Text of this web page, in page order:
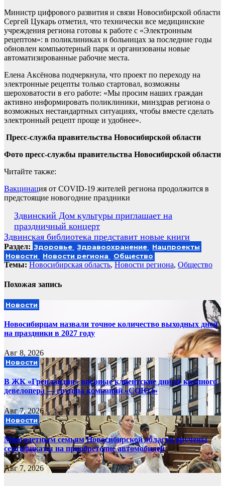
Министр цифрового развития и связи Новосибирской области
Сергей Цукарь отметил, что технически все медицинские
учреждения региона готовы к работе с «Электронным
рецептом»: в поликлиниках и больницах за последние годы
обновлен компьютерный парк и организованы новые
автоматизированные рабочие места.
Елена Аксёнова подчеркнула, что проект по переходу на
электронные рецепты только стартовал, возможны
шероховатости в его работе: «Мы просим наших граждан
активно информировать поликлиники, минздрав региона о
возможных нестандартных ситуациях, чтобы вместе сделать
электронный рецепт проще и удобнее».
Пресс-служба правительства Новосибирской области
Фото пресс-службы правительства Новосибирской области
Читайте также:
Вакцинация от COVID-19 жителей региона продолжится в
предстоящие новогодние праздники
Навигация
по
записям
Здвинский Дом культуры приглашает на
праздничный концерт
Здвинская библиотека представит новые книги
Раздел: Здоровье Здравоохранение
Нацпроекты
Новости
Новости региона Общество
Темы: Новосибирская область, Новости региона, Общество
Похожая запись
Новости
Новосибирцам назвали точное количество выходных дней
на праздники в 2027 году
Авг 8, 2026
Новости
В ЖК «Гренландия» впервые клиентские дни от крупного
девелопера — группы компаний «СОЮЗ»
Авг 7, 2026
Новости
Многодетным семьям Новосибирской области вручены
сертификаты на приобретение автомобилей
Авг 7, 2026